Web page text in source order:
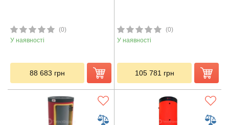
(0)
У наявності
88 683 грн
(0)
У наявності
105 781 грн